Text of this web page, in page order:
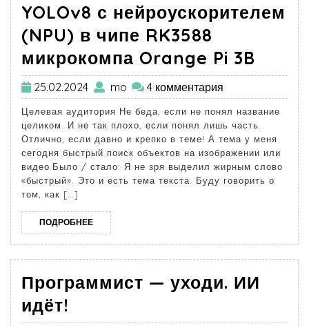
YOLOv8 с нейроускорителем
(NPU) в чипе RK3588
микрокомпа Orange Pi 3B
25.02.2024 mo 4 комментария
Целевая аудитория Не беда, если не понял название
целиком. И не так плохо, если понял лишь часть.
Отлично, если давно и крепко в теме! А тема у меня
сегодня быстрый поиск объектов на изображении или
видео.Было / стало: Я не зря выделил жирным слово
«быстрый». Это и есть тема текста. Буду говорить о
том, как […]
ПОДРОБНЕЕ
Программист — уходи. ИИ
идёт!